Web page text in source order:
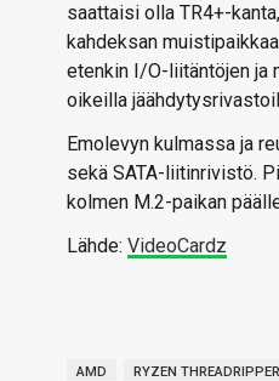
saattaisi olla TR4+-
kahdeksan
etenkin I/O-liitäntöjen ja
oikeilla
Emolevyn kulmassa ja
sekä SATA-liitinrivistö.
kolmen M.2-paikan
Lähde: VideoCardz
AMD RYZEN THREADRIPPER